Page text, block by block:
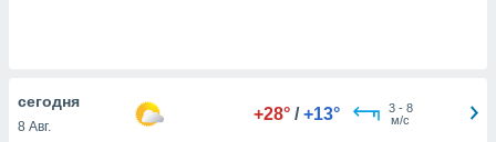
рекламу
cегодня
8 Авг.
+28° / +13° 3- 8
м/с